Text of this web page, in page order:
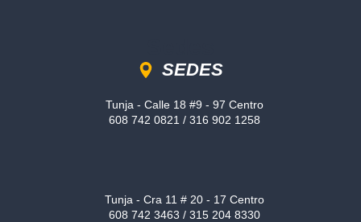
SEDES
Tunja - Calle 18 #9 - 97 Centro
608 742 0821 / 316 902 1258
Tunja - Cra 11 # 20 - 17 Centro
608 742 3463 / 315 204 8330